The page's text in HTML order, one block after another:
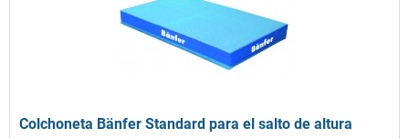
Colchoneta Bänfer Standard para el salto de altura